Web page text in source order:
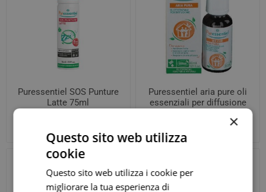
Puressentiel SOS Punture
Latte 75ml
Prezzo consigliato: € 17,95
Puressentiel aria pure oli
essenziali per diffusione
Prezzo consigliato:
×
Questo sito web utilizza
cookie
Questo sito web utilizza i cookie per
migliorare la tua esperienza di